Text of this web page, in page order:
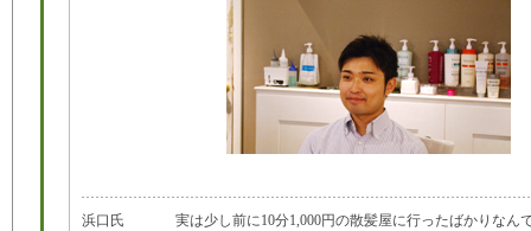
浜口氏 実は少し前に10分1,000円の散髪屋に行ったばかりなん